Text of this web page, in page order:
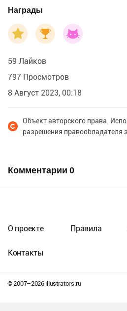
Награды
59 Лайков
797 Просмотров
8 Август 2023, 00:18
Объект авторского права.
разрешения правообладателя
Комментарии 0
© 2007–2026illustrators.ru
О проекте Правила
Контакты